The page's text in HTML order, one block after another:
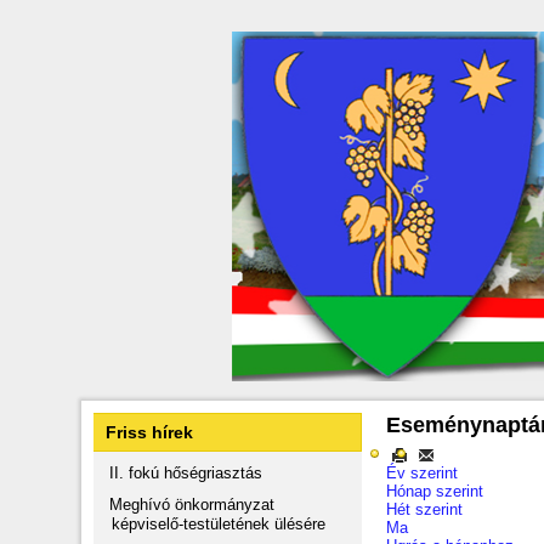
Friss hírek
II. fokú hőségriasztás
Meghívó önkormányzat
képviselő-testületének ülésére
Év szerint
Hónap szerint
Hét szerint
Ma